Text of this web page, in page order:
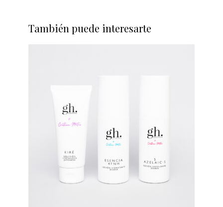
También puede interesarte